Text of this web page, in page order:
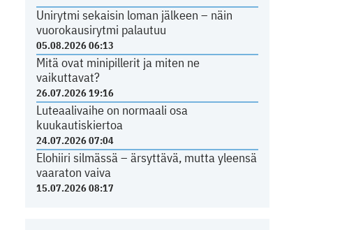
Unirytmi sekaisin loman jälkeen – näin
vuorokausirytmi palautuu
05.08.2026 06:13
Mitä ovat minipillerit ja miten ne
vaikuttavat?
26.07.2026 19:16
Luteaalivaihe on normaali osa
kuukautiskiertoa
24.07.2026 07:04
Elohiiri silmässä – ärsyttävä, mutta yleensä
vaaraton vaiva
15.07.2026 08:17